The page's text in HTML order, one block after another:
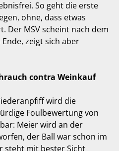
So geht die erste
ohne, dass etwas
Der MSV scheint nach dem
zeigt sich aber
contra Weinkauf
wird die
Foulbewertung von
Meier wird an der
der Ball war schon im
steht mit bester Sicht